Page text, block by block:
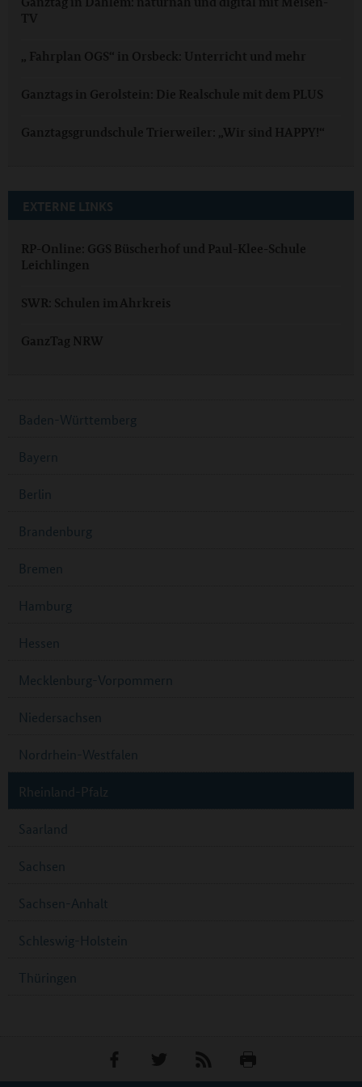
TV
„ Fahrplan OGS“ in Orsbeck: Unterricht und mehr
Ganztags in Gerolstein: Die Realschule mit dem PLUS
Ganztagsgrundschule Trierweiler: „Wir sind HAPPY!“
EXTERNE LINKS
RP-Online: GGS Büscherhof und Paul-Klee-Schule
Leichlingen
SWR: Schulen im Ahrkreis
GanzTag NRW
Baden-Württemberg
Bayern
Berlin
Brandenburg
Bremen
Hamburg
Hessen
Mecklenburg-Vorpommern
Niedersachsen
Nordrhein-Westfalen
Rheinland-Pfalz
Saarland
Sachsen
Sachsen-Anhalt
Schleswig-Holstein
Thüringen